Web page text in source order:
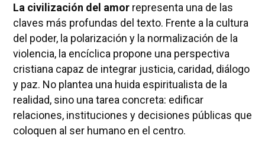
La civilización del amorrepresenta una de las
claves más profundas del texto. Frente a la cultura
del poder, la polarización y la normalización de la
violencia, la encíclica propone una perspectiva
cristiana capaz de integrar justicia, caridad, diálogo
y paz. No plantea una huida espiritualista de la
realidad, sino una tarea concreta: edificar
relaciones, instituciones y decisiones públicas que
coloquen al ser humano en el centro.